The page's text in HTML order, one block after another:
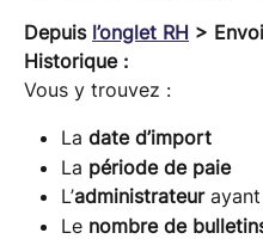
Depuis l’onglet RH >
Historique :
Vous y trouvez :
La date d’import
La période de paie
L’administrateur ayant
Le nombre de